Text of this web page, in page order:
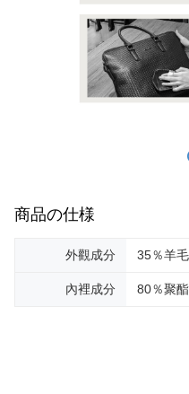
商品の仕様
外觀成分 35％羊
內裡成分 80％聚